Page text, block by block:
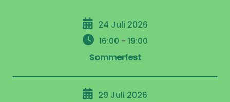
24 Juli 2026
16:00 - 19:00
Sommerfest
29 Juli 2026